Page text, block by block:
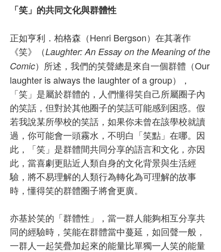
「笑」的共同文化與群體性
正如亨利．柏格森（Henri Bergson）在其著作
《笑》（Laughter: An Essay on the Meaning of the
Comic）所述，我們的笑聲總是來自一個群體（Our
laughter is always the laughter of a group），
「笑」是屬於群體的，人們懂得笑自己所屬圈子內
的笑話，但對於其他圈子的笑話可能感到困惑。假
若我說某所學校的笑話，如果你未曾在該學校就讀
過，你可能會一頭霧水，不明白「笑點」在哪。因
此，「笑」是群體間共同分享的語言和文化，亦因
此，當喜劇更貼近人類自身的文化背景與生活經
驗，將不易理解的人類行為轉化為可理解的故事
時，懂得笑的群體圈子將會更廣。
亦基於笑的「群體性」，當一群人能夠相互分享共
同的經驗時，笑能在群體當中蔓延，如回聲一般，
一群人一起笑疊加起來的能量比單獨一人笑的能量